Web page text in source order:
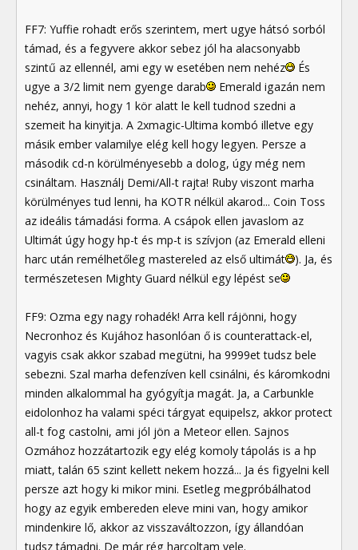
FF7: Yuffie rohadt erős szerintem, mert ugye hátsó sorból
támad, és a fegyvere akkor sebez jól ha alacsonyabb
szintű az ellennél, ami egy w esetében nem nehéz
És
ugye a 3/2 limit nem gyenge darab
Emerald igazán nem
nehéz, annyi, hogy 1 kör alatt le kell tudnod szedni a
szemeit ha kinyitja. A 2xmagic-Ultima kombó illetve egy
másik ember valamilye elég kell hogy legyen. Persze a
második cd-n körülményesebb a dolog, úgy még nem
csináltam. Használj Demi/All-t rajta! Ruby viszont marha
körülményes tud lenni, ha KOTR nélkül akarod... Coin Toss
az ideális támadási forma. A csápok ellen javaslom az
Ultimát úgy hogy hp-t és mp-t is szívjon (az Emerald elleni
harc után remélhetőleg mastereled az első ultimát
). Ja, és
természetesen Mighty Guard nélkül egy lépést se
FF9: Ozma egy nagy rohadék! Arra kell rájönni, hogy
Necronhoz és Kujához hasonlóan ő is counterattack-el,
vagyis csak akkor szabad megütni, ha 9999et tudsz bele
sebezni. Szal marha defenzíven kell csinálni, és káromkodni
minden alkalommal ha gyógyítja magát. Ja, a Carbunkle
eidolonhoz ha valami spéci tárgyat equipelsz, akkor protect
all-t fog castolni, ami jól jön a Meteor ellen. Sajnos
Ozmához hozzátartozik egy elég komoly tápolás is a hp
miatt, talán 65 szint kellett nekem hozzá... Ja és figyelni kell
persze azt hogy ki mikor mini. Esetleg megpróbálhatod
hogy az egyik embereden eleve mini van, hogy amikor
mindenkire lő, akkor az visszaváltozzon, így állandóan
tudsz támadni. De már rég harcoltam vele.